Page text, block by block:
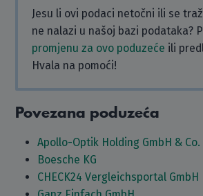
Jesu li ovi podaci netočni ili se
ne nalazi u našoj bazi podataka?
promjenu za ovo poduzeće ili
Hvala na pomoći!
Povezana poduzeća
Apollo-Optik Holding GmbH & Co.
Boesche KG
CHECK24 Vergleichsportal GmbH